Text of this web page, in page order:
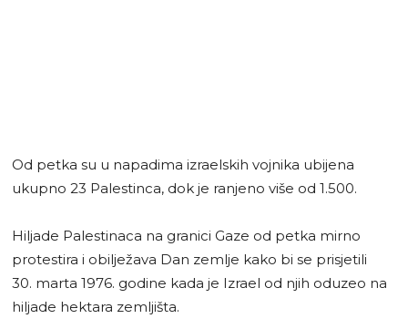
Od petka su u napadima izraelskih vojnika ubijena
ukupno 23 Palestinca, dok je ranjeno više od 1.500.
Hiljade Palestinaca na granici Gaze od petka mirno
protestira i obilježava Dan zemlje kako bi se prisjetili
30. marta 1976. godine kada je Izrael od njih oduzeo na
hiljade hektara zemljišta.